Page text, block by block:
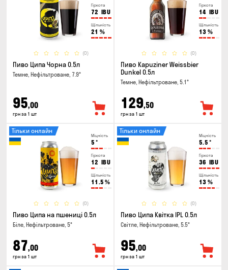
Гіркота
72 IBU
Щільність
21 %
(0)
Пиво Ципа Чорна 0.5л
Темне, Нефільтроване, 7.9°
95,00
грн за 1 шт
Гіркота
14 IBU
Щільність
13 %
(0)
Пиво Kapuziner Weissbier
Dunkel 0.5л
Темне, Нефільтроване, 5.1°
129,50
грн за 1 шт
Міцність
5 °
Гіркота
12 IBU
Щільність
11.5 %
(0)
Тільки онлайн
Пиво Ципа на пшениці 0.5л
Біле, Нефільтроване, 5°
87,00
грн за 1 шт
Міцність
5.5 °
Гіркота
36 IBU
Щільність
13 %
(0)
Тільки онлайн
Пиво Ципа Квітка IPL 0.5л
Світле, Нефільтроване, 5.5°
95,00
грн за 1 шт